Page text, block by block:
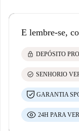
E lembre-se,
lock DEPÓSITO
check_circle SENHORIO
GARANTIA
24H PARA